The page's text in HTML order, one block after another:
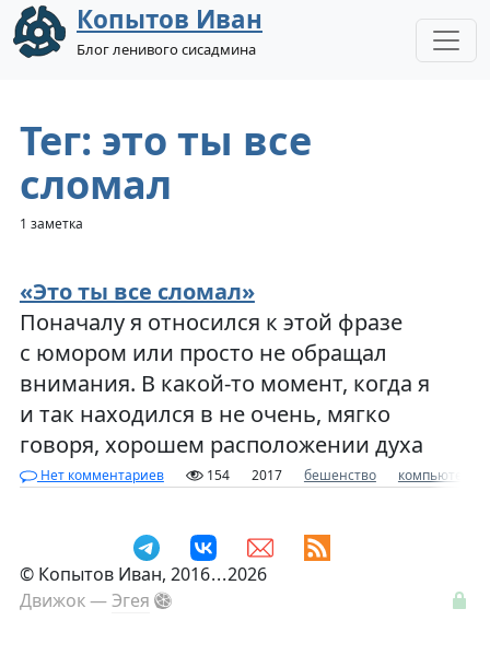
Копытов Иван
Блог ленивого сисадмина
Тег: это ты все
сломал
1 заметка
«Это ты все сломал»
Поначалу я относился к этой фразе
с юмором или просто не обращал
внимания. В какой-то момент, когда я
и так находился в не очень, мягко
говоря, хорошем расположении духа
Нет комментариев 154 2017 бешенство компьютер
© Копытов Иван, 2016...2026
Движок —Эгея